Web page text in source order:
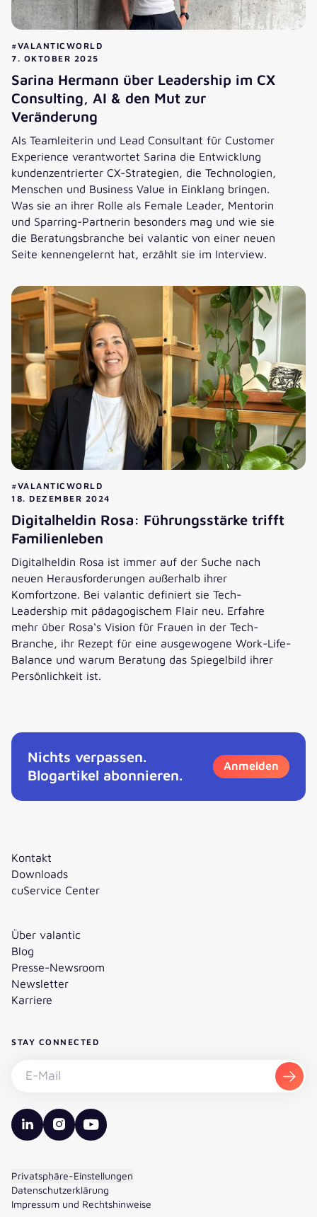
#VALANTICWORLD
7. OKTOBER 2025
Sarina Hermann über Leadership im CX
Consulting, AI & den Mut zur
Veränderung
Als Teamleiterin und Lead Consultant für Customer
Experience verantwortet Sarina die Entwicklung
kundenzentrierter CX-Strategien, die Technologien,
Menschen und Business Value in Einklang bringen.
Was sie an ihrer Rolle als Female Leader, Mentorin
und Sparring-Partnerin besonders mag und wie sie
die Beratungsbranche bei valantic von einer neuen
Seite kennengelernt hat, erzählt sie im Interview.
#VALANTICWORLD
18. DEZEMBER 2024
Digitalheldin Rosa: Führungsstärke trifft
Familienleben
Digitalheldin Rosa ist immer auf der Suche nach
neuen Herausforderungen außerhalb ihrer
Komfortzone. Bei valantic definiert sie Tech-
Leadership mit pädagogischem Flair neu. Erfahre
mehr über Rosa‘s Vision für Frauen in der Tech-
Branche, ihr Rezept für eine ausgewogene Work-Life-
Balance und warum Beratung das Spiegelbild ihrer
Persönlichkeit ist.
Nichts verpassen.
Blogartikel abonnieren.
Anmelden
Kontakt
Downloads
cuService Center
Über valantic
Blog
Presse-Newsroom
Newsletter
Karriere
STAY CONNECTED
valantic LinkedIn
valantic Instagram
valantic YouTube
Privatsphäre-Einstellungen
Datenschutzerklärung
Impressum und Rechtshinweise